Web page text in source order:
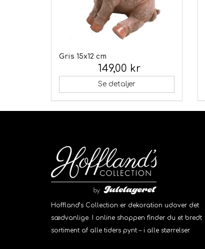
Gris 15x12 cm
149,00 kr
Se detaljer
Hoffland’s Collection er dekoration udover det
sædvanlige. I online shoppen finder du et bredt
sortiment af alle tiders pynt – i alle størrelser.